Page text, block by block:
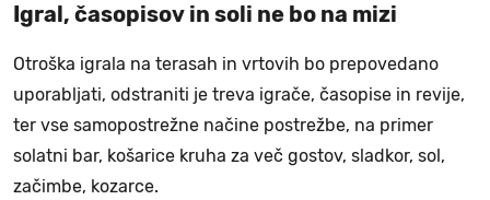
Igral, časopisov in soli ne bo na mizi
Otroška igrala na terasah in vrtovih bo prepovedano
uporabljati, odstraniti je treva igrače, časopise in revije,
ter vse samopostrežne načine postrežbe, na primer
solatni bar, košarice kruha za več gostov, sladkor, sol,
začimbe, kozarce.